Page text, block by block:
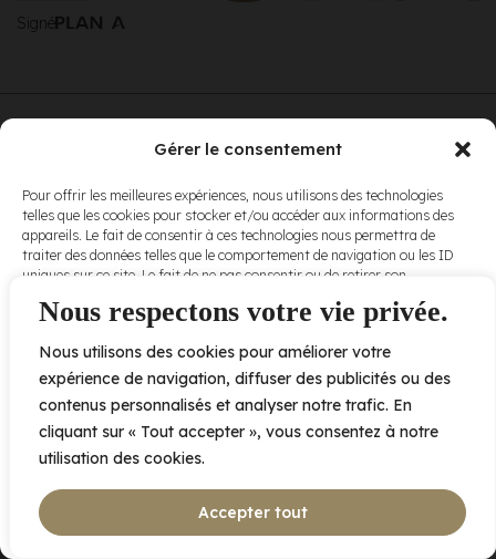
Nous respectons votre vie privée.
Nous utilisons des cookies pour améliorer votre
expérience de navigation, diffuser des publicités ou des
contenus personnalisés et analyser notre trafic. En
cliquant sur « Tout accepter », vous consentez à notre
utilisation des cookies.
Accepter tout
Gérer le consentement
Pour offrir les meilleures expériences, nous utilisons des technologies
telles que les cookies pour stocker et/ou accéder aux informations des
appareils. Le fait de consentir à ces technologies nous permettra de
traiter des données telles que le comportement de navigation ou les ID
uniques sur ce site. Le fait de ne pas consentir ou de retirer son
et fonctions.
Accepter
Refuser
Signé
conditions
d’utilisationet
nospolitiques
de
confidentialité .
2005 av. de Bois-de-Boulogne, Laval QC H7N 0J7